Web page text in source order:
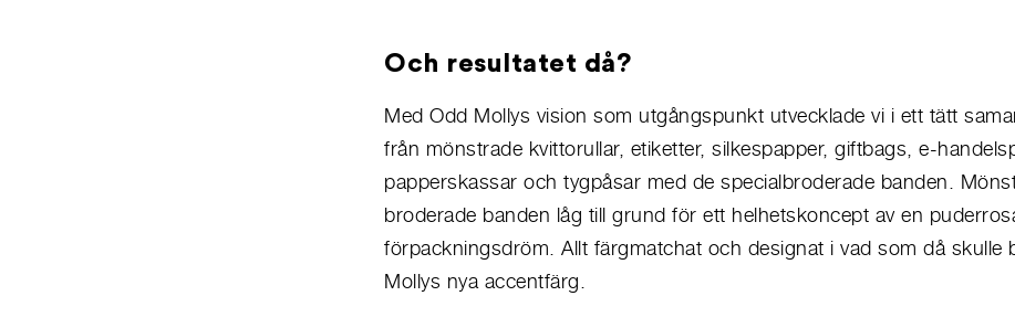
Och resultatet då?
Med Odd Mollys vision som utgångspunkt utvecklade vi i ett tätt
från mönstrade kvittorullar, etiketter, silkespapper, giftbags, e-
papperskassar och tygpåsar med de specialbroderade banden.
broderade banden låg till grund för ett helhetskoncept av en
förpackningsdröm. Allt färgmatchat och designat i vad som då skulle
Mollys nya accentfärg.